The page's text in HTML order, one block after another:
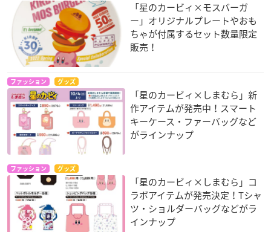
「星のカービィ×モスバーガ
ー」オリジナルプレートやおも
ちゃが付属するセット数量限定
販売！
ファッション グッズ
「星のカービィ×しまむら」新
作アイテムが発売中！スマート
キーケース・ファーバッグなど
がラインナップ
ファッション グッズ
「星のカービィ×しまむら」コ
ラボアイテムが発売決定！Tシャ
ツ・ショルダーバッグなどがラ
インナップ